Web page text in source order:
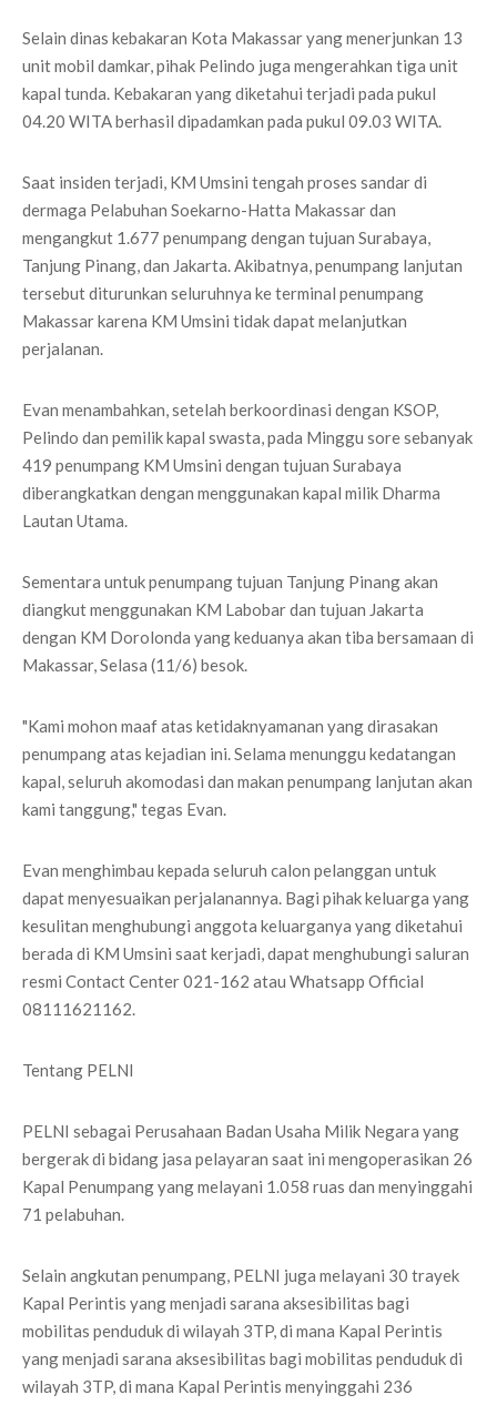
Selain dinas kebakaran Kota Makassar yang menerjunkan 13
unit mobil damkar, pihak Pelindo juga mengerahkan tiga unit
kapal tunda. Kebakaran yang diketahui terjadi pada pukul
04.20 WITA berhasil dipadamkan pada pukul 09.03 WITA.
Saat insiden terjadi, KM Umsini tengah proses sandar di
dermaga Pelabuhan Soekarno-Hatta Makassar dan
mengangkut 1.677 penumpang dengan tujuan Surabaya,
Tanjung Pinang, dan Jakarta. Akibatnya, penumpang lanjutan
tersebut diturunkan seluruhnya ke terminal penumpang
Makassar karena KM Umsini tidak dapat melanjutkan
perjalanan.
Evan menambahkan, setelah berkoordinasi dengan KSOP,
Pelindo dan pemilik kapal swasta, pada Minggu sore sebanyak
419 penumpang KM Umsini dengan tujuan Surabaya
diberangkatkan dengan menggunakan kapal milik Dharma
Lautan Utama.
Sementara untuk penumpang tujuan Tanjung Pinang akan
diangkut menggunakan KM Labobar dan tujuan Jakarta
dengan KM Dorolonda yang keduanya akan tiba bersamaan di
Makassar, Selasa (11/6) besok.
"Kami mohon maaf atas ketidaknyamanan yang dirasakan
penumpang atas kejadian ini. Selama menunggu kedatangan
kapal, seluruh akomodasi dan makan penumpang lanjutan akan
kami tanggung," tegas Evan.
Evan menghimbau kepada seluruh calon pelanggan untuk
dapat menyesuaikan perjalanannya. Bagi pihak keluarga yang
kesulitan menghubungi anggota keluarganya yang diketahui
berada di KM Umsini saat kerjadi, dapat menghubungi saluran
resmi Contact Center 021-162 atau Whatsapp Official
08111621162.
Tentang PELNI
PELNI sebagai Perusahaan Badan Usaha Milik Negara yang
bergerak di bidang jasa pelayaran saat ini mengoperasikan 26
Kapal Penumpang yang melayani 1.058 ruas dan menyinggahi
71 pelabuhan.
Selain angkutan penumpang, PELNI juga melayani 30 trayek
Kapal Perintis yang menjadi sarana aksesibilitas bagi
mobilitas penduduk di wilayah 3TP, di mana Kapal Perintis
yang menjadi sarana aksesibilitas bagi mobilitas penduduk di
wilayah 3TP, di mana Kapal Perintis menyinggahi 236